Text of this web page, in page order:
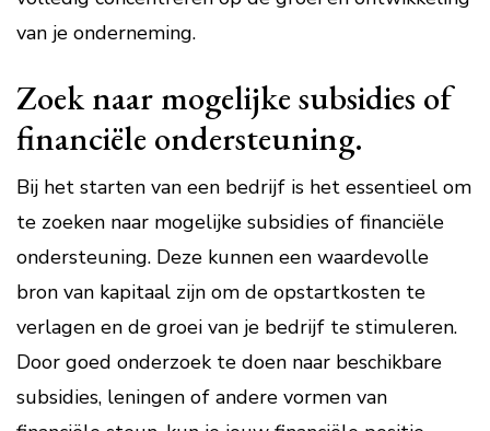
van je onderneming.
Zoek naar mogelijke subsidies of
financiële ondersteuning.
Bij het starten van een bedrijf is het essentieel om
te zoeken naar mogelijke subsidies of financiële
ondersteuning. Deze kunnen een waardevolle
bron van kapitaal zijn om de opstartkosten te
verlagen en de groei van je bedrijf te stimuleren.
Door goed onderzoek te doen naar beschikbare
subsidies, leningen of andere vormen van